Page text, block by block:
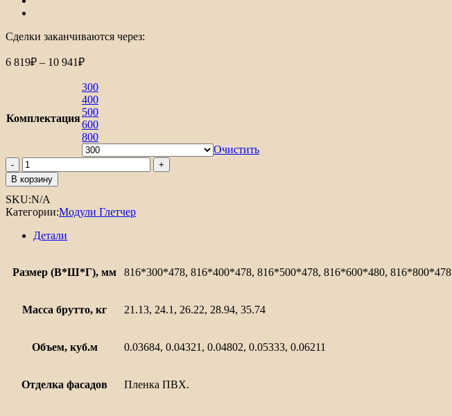
Сделки заканчиваются через:
6 819₽ – 10 941₽Диапазон
6
819₽
–
10
941₽
Комплектация
300
400
500
600
800
Очистить
Количество
товара
Шкаф
нижний
с
мя
В корзину
SKU:N/A
Категории:Модули Глетчер
Детали
Размер (В*Ш*Г), мм 816*300*478, 816*400*478, 816*500*478, 816*600*480, 816*800*478
Масса брутто, кг 21.13, 24.1, 26.22, 28.94, 35.74
Объем, куб.м 0.03684, 0.04321, 0.04802, 0.05333, 0.06211
Отделка фасадов Пленка ПВХ.